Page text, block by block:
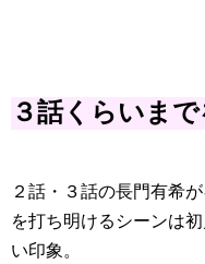
３話くらいま
２話・３話の長門有希
を打ち明けるシーンは
い印象。